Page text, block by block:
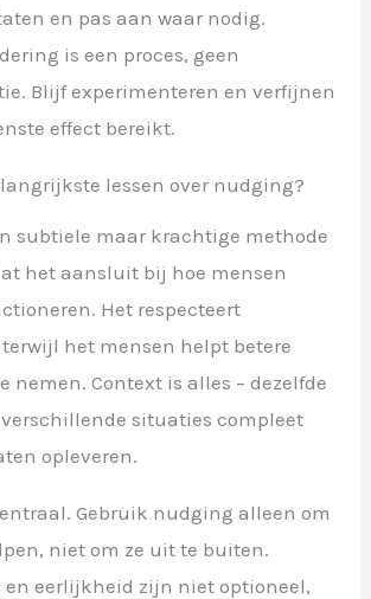
en pas aan waar nodig.
is een proces, geen
Blijf experimenteren en verfijnen
effect bereikt.
lessen over nudging?
subtiele maar krachtige methode
het aansluit bij hoe mensen
Het respecteert
het mensen helpt betere
nemen. Context is alles – dezelfde
situaties compleet
opleveren.
Gebruik nudging alleen om
niet om ze uit te buiten.
en eerlijkheid zijn niet optioneel,